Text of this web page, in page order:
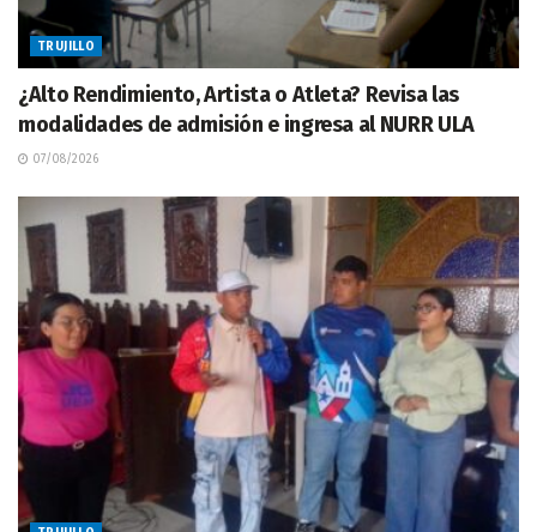
TRUJILLO
¿Alto Rendimiento, Artista o Atleta? Revisa las
modalidades de admisión e ingresa al NURR ULA
07/08/2026